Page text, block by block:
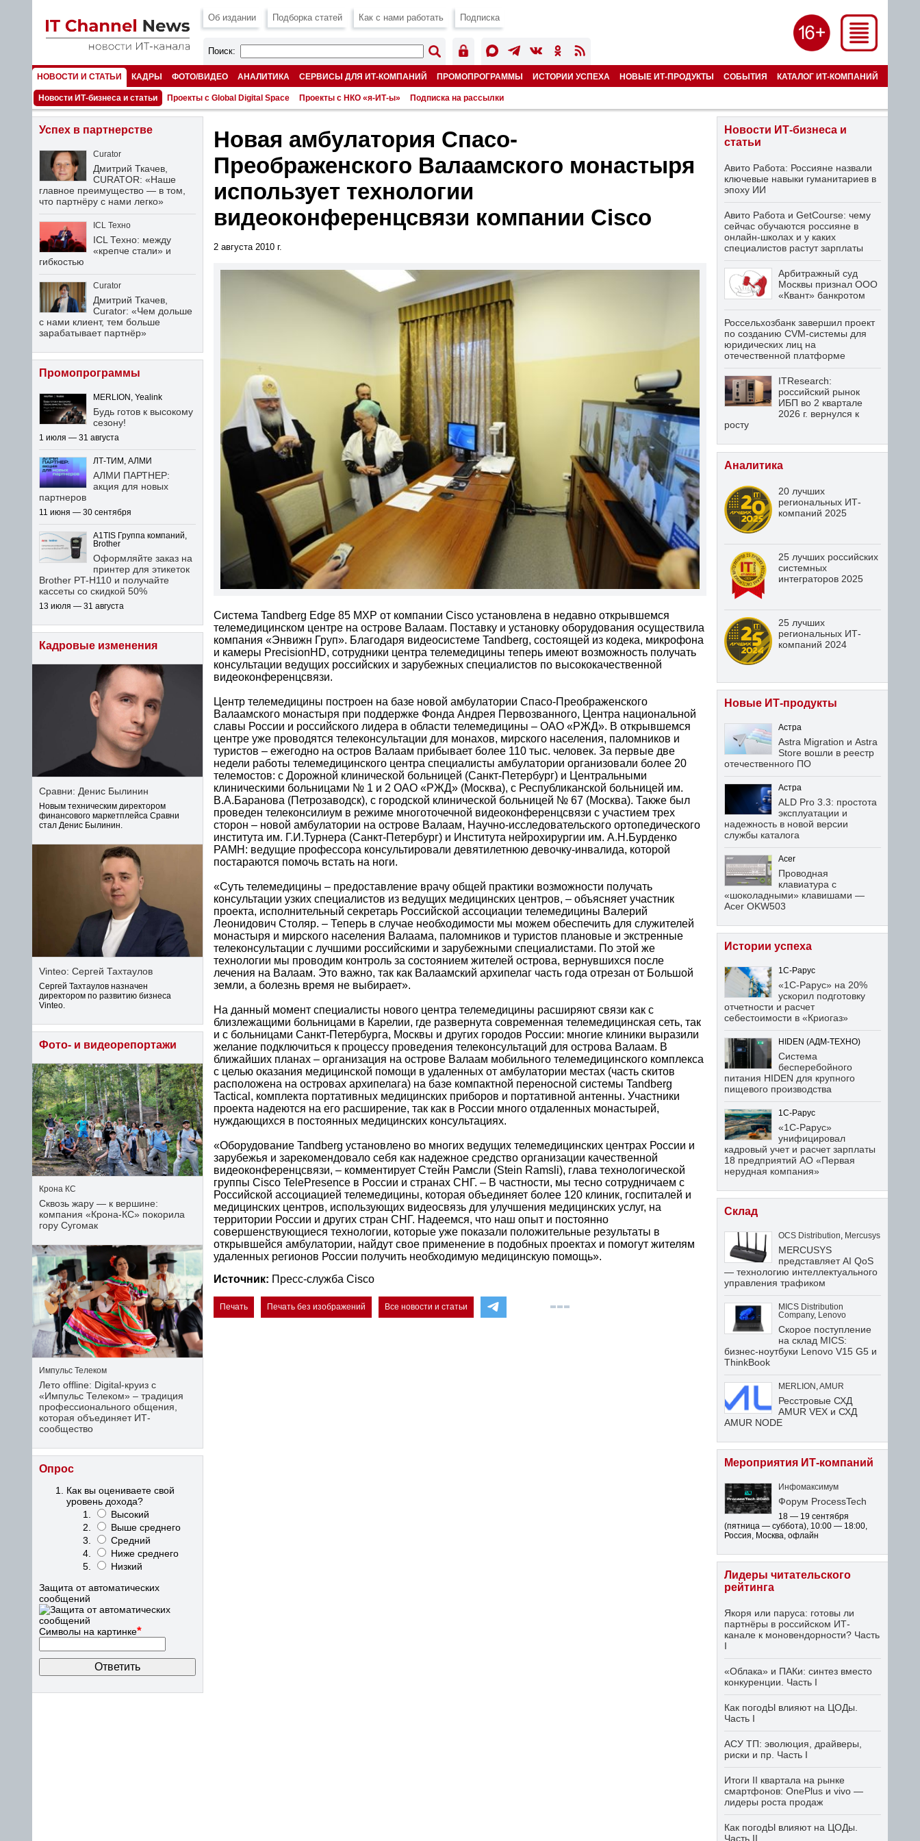
Об издании Подборка статей Как с нами работать Подписка
Поиск:
НОВОСТИ И СТАТЬИ КАДРЫ ФОТО/ВИДЕО АНАЛИТИКА СЕРВИСЫ ДЛЯ ИТ-КОМПАНИЙ ПРОМОПРОГРАММЫ ИСТОРИИ УСПЕХА НОВЫЕ ИТ-ПРОДУКТЫ СОБЫТИЯ КАТАЛОГ ИТ-КОМПАНИЙ
НОМЕРА
Новости ИТ-бизнеса и статьи Проекты с Global Digital Space Проекты с НКО «я-ИТ-ы» Подписка на рассылки
Новая амбулатория Спасо-
Преображенского Валаамского монастыря
использует технологии
видеоконференцсвязи компании Cisco
2 августа 2010 г.
Система Tandberg Edge 85 MXP от компании Cisco установлена в недавно открывшемся
телемедицинском центре на острове Валаам. Поставку и установку оборудования осуществила
компания «Энвижн Груп». Благодаря видеосистеме Tandberg, состоящей из кодека, микрофона
и камеры PrecisionHD, сотрудники центра телемедицины теперь имеют возможность получать
консультации ведущих российских и зарубежных специалистов по высококачественной
видеоконференцсвязи.
Центр телемедицины построен на базе новой амбулатории Спасо-Преображенского
Валаамского монастыря при поддержке Фонда Андрея Первозванного, Центра национальной
славы России и российского лидера в области телемедицины – ОАО «РЖД». В открывшемся
центре уже проводятся телеконсультации для монахов, мирского населения, паломников и
туристов – ежегодно на остров Валаам прибывает более 110 тыс. человек. За первые две
недели работы телемедицинского центра специалисты амбулатории организовали более 20
телемостов: с Дорожной клинической больницей (Санкт-Петербург) и Центральными
клиническими больницами № 1 и 2 ОАО «РЖД» (Москва), с Республиканской больницей им.
В.А.Баранова (Петрозаводск), с городской клинической больницей № 67 (Москва). Также был
проведен телеконсилиум в режиме многоточечной видеоконференцсвязи с участием трех
сторон – новой амбулатории на острове Валаам, Научно-исследовательского ортопедического
института им. Г.И.Турнера (Санкт-Петербург) и Института нейрохирургии им. А.Н.Бурденко
РАМН: ведущие профессора консультировали девятилетнюю девочку-инвалида, которой
постараются помочь встать на ноги.
«Суть телемедицины – предоставление врачу общей практики возможности получать
консультации узких специалистов из ведущих медицинских центров, – объясняет участник
проекта, исполнительный секретарь Российской ассоциации телемедицины Валерий
Леонидович Столяр. – Теперь в случае необходимости мы можем обеспечить для служителей
монастыря и мирского населения Валаама, паломников и туристов плановые и экстренные
телеконсультации с лучшими российскими и зарубежными специалистами. По этой же
технологии мы проводим контроль за состоянием жителей острова, вернувшихся после
лечения на Валаам. Это важно, так как Валаамский архипелаг часть года отрезан от Большой
земли, а болезнь время не выбирает».
На данный момент специалисты нового центра телемедицины расширяют связи как с
близлежащими больницами в Карелии, где развернута современная телемедицинская сеть, так
и с больницами Санкт-Петербурга, Москвы и других городов России: многие клиники выразили
желание подключиться к процессу проведения телеконсультаций для острова Валаам. В
ближайших планах – организация на острове Валаам мобильного телемедицинского комплекса
с целью оказания медицинской помощи в удаленных от амбулатории местах (часть скитов
расположена на островах архипелага) на базе компактной переносной системы Tandberg
Tactical, комплекта портативных медицинских приборов и портативной антенны. Участники
проекта надеются на его расширение, так как в России много отдаленных монастырей,
нуждающихся в постоянных медицинских консультациях.
«Оборудование Tandberg установлено во многих ведущих телемедицинских центрах России и
зарубежья и зарекомендовало себя как надежное средство организации качественной
видеоконференцсвязи, – комментирует Стейн Рамсли (Stein Ramsli), глава технологической
группы Cisco TelePresence в России и странах СНГ. – В частности, мы тесно сотрудничаем с
Российской ассоциацией телемедицины, которая объединяет более 120 клиник, госпиталей и
медицинских центров, использующих видеосвязь для улучшения медицинских услуг, на
территории России и других стран СНГ. Надеемся, что наш опыт и постоянно
совершенствующиеся технологии, которые уже показали положительные результаты в
открывшейся амбулатории, найдут свое применение в подобных проектах и помогут жителям
удаленных регионов России получить необходимую медицинскую помощь».
Источник: Пресс-служба Cisco
Печать Печать без изображений Все новости и статьи
Успех в партнерстве
Curator
Дмитрий Ткачев,
CURATOR: «Наше
главное преимущество — в том,
что партнёру с нами легко»
ICL Техно
ICL Техно: между
«крепче стали» и
гибкостью
Curator
Дмитрий Ткачев,
Curator: «Чем дольше
с нами клиент, тем больше
зарабатывает партнёр»
Промопрограммы
MERLION, Yealink
Будь готов к высокому
сезону!
1 июля — 31 августа
ЛТ-ТИМ, АЛМИ
АЛМИ ПАРТНЕР:
акция для новых
партнеров
11 июня — 30 сентября
A1TIS Группа компаний,
Brother
Оформляйте заказ на
принтер для этикеток
Brother PT-H110 и получайте
кассеты со скидкой 50%
13 июля — 31 августа
Кадровые изменения
Сравни: Денис Былинин
Новым техническим директором
финансового маркетплейса Сравни
стал Денис Былинин.
Vinteo: Сергей Тахтаулов
Сергей Тахтаулов назначен
директором по развитию бизнеса
Vinteo.
Фото- и видеорепортажи
Крона КС
Сквозь жару — к вершине:
компания «Крона‑КС» покорила
гору Сугомак
Импульс Телеком
Лето offline: Digital-круиз с
«Импульс Телеком» – традиция
профессионального общения,
которая объединяет ИТ-
сообщество
Опрос
Как вы оцениваете свой
уровень дохода?
Высокий
Выше среднего
Средний
Ниже среднего
Низкий
Защита от автоматических
сообщений
Символы на картинке*
Новости ИТ-бизнеса и
статьи
Авито Работа: Россияне назвали
ключевые навыки гуманитариев в
эпоху ИИ
Авито Работа и GetCourse: чему
сейчас обучаются россияне в
онлайн-школах и у каких
специалистов растут зарплаты
Арбитражный суд
Москвы признал ООО
«Квант» банкротом
Россельхозбанк завершил проект
по созданию CVM-системы для
юридических лиц на
отечественной платформе
ITResearch:
российский рынок
ИБП во 2 квартале
2026 г. вернулся к
росту
Аналитика
20 лучших
региональных ИТ-
компаний 2025
25 лучших российских
системных
интеграторов 2025
25 лучших
региональных ИТ-
компаний 2024
Новые ИТ-продукты
Астра
Astra Migration и Astra
Store вошли в реестр
отечественного ПО
Астра
ALD Pro 3.3: простота
эксплуатации и
надежность в новой версии
службы каталога
Acer
Проводная
клавиатура с
«шоколадными» клавишами —
Acer OKW503
Истории успеха
1С-Рарус
«1С-Рарус» на 20%
ускорил подготовку
отчетности и расчет
себестоимости в «Криогаз»
HIDEN (АДМ-ТЕХНО)
Система
бесперебойного
питания HIDEN для крупного
пищевого производства
1С-Рарус
«1С-Рарус»
унифицировал
кадровый учет и расчет зарплаты
18 предприятий АО «Первая
нерудная компания»
Склад
OCS Distribution Mercusys
MERCUSYS
представляет AI QoS
— технологию интеллектуального
управления трафиком
MICS Distribution
Company, Lenovo
Скорое поступление
на склад MICS:
бизнес-ноутбуки Lenovo V15 G5 и
ThinkBook
MERLION AMUR
Ресстровые СХД
AMUR VEX и СХД
AMUR NODE
Мероприятия ИТ-компаний
Инфомаксимум
Форум ProcessTech
18 — 19 сентября
(пятница — суббота), 10:00 — 18:00,
Россия, Москва, офлайн
Лидеры читательского
рейтинга
Якоря или паруса: готовы ли
партнёры в российском ИТ-
канале к моновендорности? Часть
I
«Облака» и ПАКи: синтез вместо
конкуренции. Часть I
Как погодЫ влияют на ЦОДы.
Часть I
АСУ ТП: эволюция, драйверы,
риски и пр. Часть I
Итоги II квартала на рынке
смартфонов: OnePlus и vivo —
лидеры роста продаж
Как погодЫ влияют на ЦОДы.
Часть II